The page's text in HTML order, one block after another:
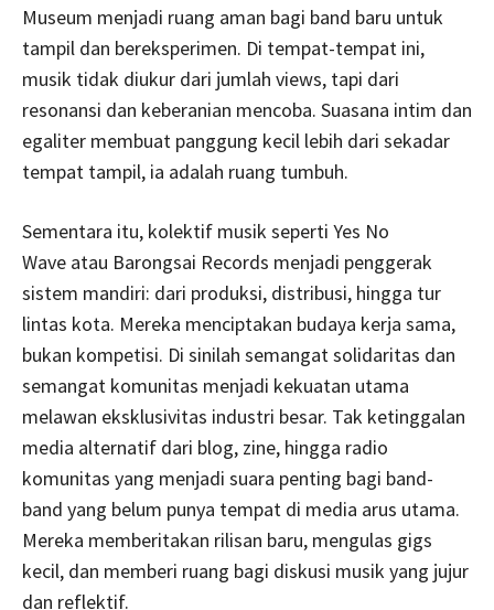
Museum menjadi ruang aman bagi band baru untuk
tampil dan bereksperimen. Di tempat-tempat ini,
musik tidak diukur dari jumlah views, tapi dari
resonansi dan keberanian mencoba. Suasana intim dan
egaliter membuat panggung kecil lebih dari sekadar
tempat tampil, ia adalah ruang tumbuh.
Sementara itu, kolektif musik seperti Yes No
Wave atau Barongsai Records menjadi penggerak
sistem mandiri: dari produksi, distribusi, hingga tur
lintas kota. Mereka menciptakan budaya kerja sama,
bukan kompetisi. Di sinilah semangat solidaritas dan
semangat komunitas menjadi kekuatan utama
melawan eksklusivitas industri besar. Tak ketinggalan
media alternatif dari blog, zine, hingga radio
komunitas yang menjadi suara penting bagi band-
band yang belum punya tempat di media arus utama.
Mereka memberitakan rilisan baru, mengulas gigs
kecil, dan memberi ruang bagi diskusi musik yang jujur
dan reflektif.